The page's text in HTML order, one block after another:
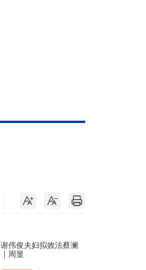
谢伟俊夫妇拟效法蔡澜
｜周显